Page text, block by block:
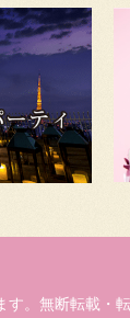
。無断転載・